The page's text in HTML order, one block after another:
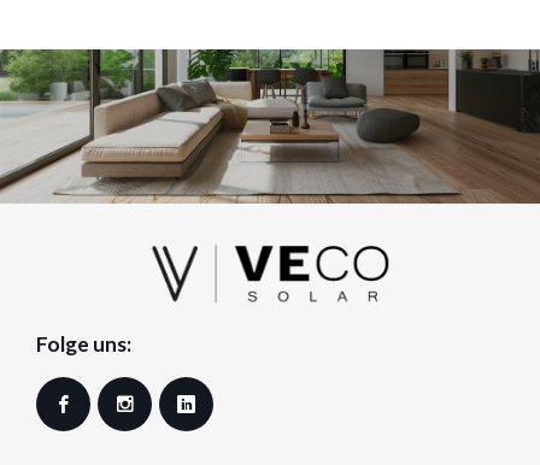
Folge uns:
Facebook Instagram